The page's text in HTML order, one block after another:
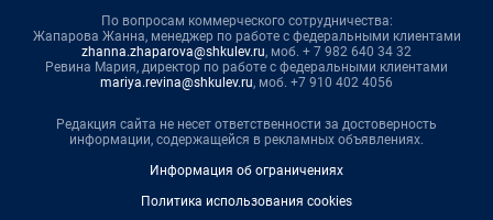
По вопросам коммерческого сотрудничества:
Жапарова Жанна, менеджер по работе с федеральными клиентами
zhanna.zhaparova@shkulev.ru, моб. + 7 982 640 34 32
Ревина Мария, директор по работе с федеральными клиентами
mariya.revina@shkulev.ru, моб. +7 910 402 4056
Редакция сайта не несет ответственности за достоверность
информации, содержащейся в рекламных объявлениях.
Информация об ограничениях
Политика использования cookies